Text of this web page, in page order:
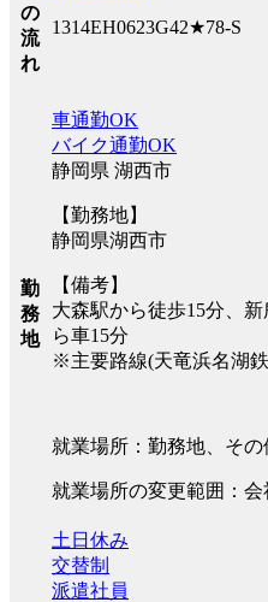
の
流
れ
1314EH0623G42★78-S
勤
務
地
車通勤OK
バイク通勤OK
静岡県 湖西市
【勤務地】
静岡県湖西市
【備考】
大森駅から徒歩15分、
ら車15分
※主要路線(天竜浜名湖
就業場所：勤務地、そ
就業場所の変更範囲：
土日休み
交替制
派遣社員